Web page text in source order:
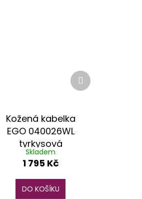
Kožená kabelka
EGO 040026WL
tyrkysová
Skladem
1 795 Kč
DO KOŠÍKU
Další
produkt